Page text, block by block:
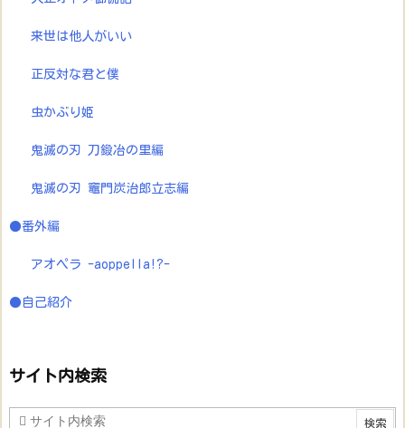
来世は他人がいい
正反対な君と僕
虫かぶり姫
鬼滅の刃 刀鍛冶の里編
鬼滅の刃 竈門炭治郎立志編
●番外編
アオペラ -aoppella!?-
●自己紹介
サイト内検索